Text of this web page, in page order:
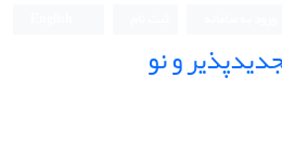
و نو